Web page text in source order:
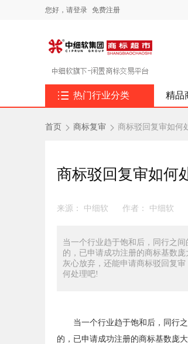
您好， 请登录 免费注册
 热门行业分类 精品
首页  商标复审  商标驳回复审如何
商标驳回复审如何
来源： 中细软 作者： 中细软
当一个行业趋于饱和后，同行之
的，已申请成功注册的商标基数
灰心放弃，还能申请商标驳回复
何处理吧!
当一个行业趋于饱和后，同行
的，已申请成功注册的商标基数庞